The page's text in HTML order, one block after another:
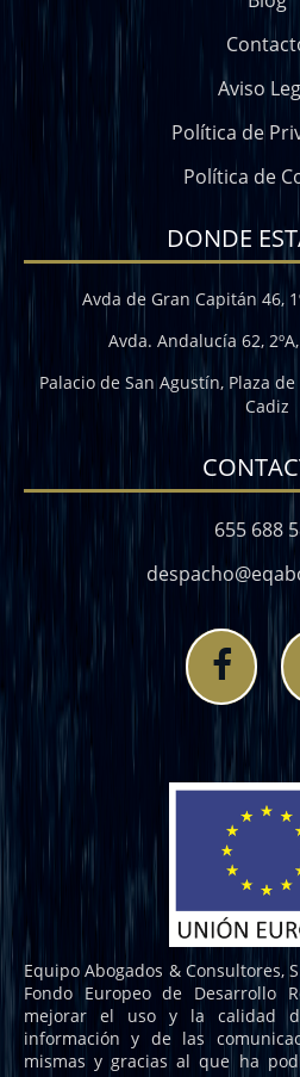
Aviso
Política de
Política de
DONDE
Avda de Gran Capitán 46,
Avda. Andalucía 62,
Palacio de San Agustín, Plaza
Cadiz
655 688
Equipo Abogados & Consultores,
Fondo Europeo de Desarrollo
mejorar el uso y la calidad
información y de las
mismas y gracias al que ha